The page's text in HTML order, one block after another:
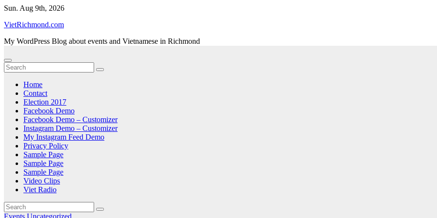
Skip
content
Sun. Aug 9th, 2026
VietRichmond.com
My WordPress Blog about events and Vietnamese in Richmond
Home
Contact
Election 2017
Facebook Demo
Facebook Demo – Customizer
Instagram Demo – Customizer
My Instagram Feed Demo
Privacy Policy
Sample Page
Sample Page
Sample Page
Video Clips
Viet Radio
Events Uncategorized